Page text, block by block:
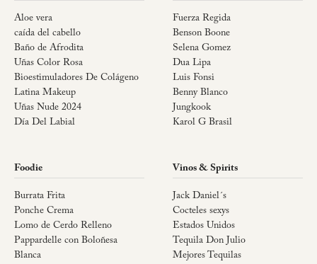
Aloe vera
caída del cabello
Baño de Afrodita
Uñas Color Rosa
Bioestimuladores De Colágeno
Latina Makeup
Uñas Nude 2024
Día Del Labial
Fuerza Regida
Benson Boone
Selena Gomez
Dua Lipa
Luis Fonsi
Benny Blanco
Jungkook
Karol G Brasil
Foodie
Burrata Frita
Ponche Crema
Lomo de Cerdo Relleno
Pappardelle con Boloñesa
Blanca
Vinos & Spirits
Jack Daniel´s
Cocteles sexys
Estados Unidos
Tequila Don Julio
Mejores Tequilas